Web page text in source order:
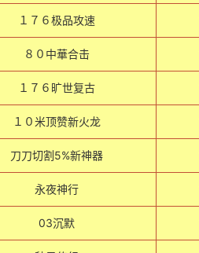
１７６极品攻速
８０中華合击
１７６旷世复古
１０米顶赞新火龙
刀刀切割5%新神器
永夜神行
03沉默